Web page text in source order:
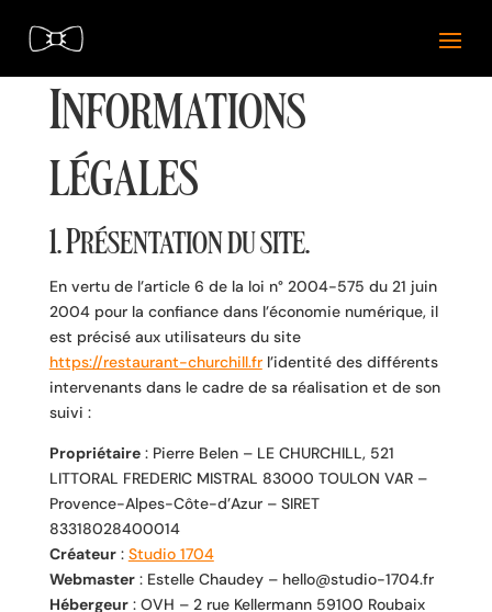
Informations
légales
1. Présentation du site.
En vertu de l’article 6 de la loi n° 2004-575 du 21 juin
2004 pour la confiance dans l’économie numérique, il
est précisé aux utilisateurs du site
https://restaurant-churchill.frl’identité des différents
intervenants dans le cadre de sa réalisation et de son
suivi :
Propriétaire: Pierre Belen – LE CHURCHILL, 521
LITTORAL FREDERIC MISTRAL 83000 TOULON VAR –
Provence-Alpes-Côte-d’Azur – SIRET
83318028400014
Créateur: Studio 1704
Webmaster: Estelle Chaudey – hello@studio-1704.fr
Hébergeur: OVH – 2 rue Kellermann 59100 Roubaix